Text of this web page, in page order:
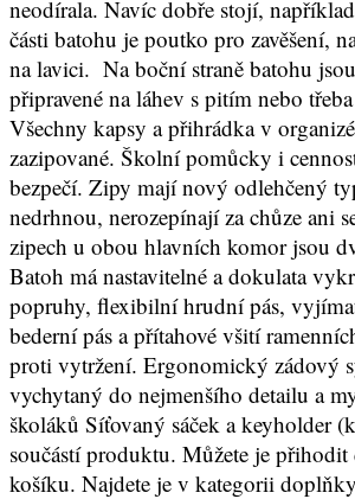
neodírala. Navíc dobře stojí,
části batohu je poutko pro zavěšení,
na lavici. Na boční straně batohu
připravené na láhev s pitím nebo
Všechny kapsy a přihrádka v
zazipované. Školní pomůcky i
bezpečí. Zipy mají nový odlehčený
nedrhnou, nerozepínají za chůze ani
zipech u obou hlavních komor jsou
Batoh má nastavitelné a dokulata
popruhy, flexibilní hrudní pás,
bederní pás a přítahové všití
proti vytržení. Ergonomický zádový
vychytaný do nejmenšího detailu a
školáků Síťovaný sáček a keyholder
součástí produktu. Můžete je
košíku. Najdete je v kategorii